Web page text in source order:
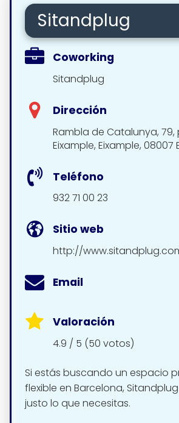
Sitandplug
Coworking
Sitandplug
Dirección
Rambla de Catalunya, 79,
Eixample, Eixample, 08007
Teléfono
932 71 00 23
Sitio web
http://
Email
Valoración
4.9 / 5 (50 votos)
Si estás buscando un espacio
flexible en Barcelona,
justo lo que necesitas.